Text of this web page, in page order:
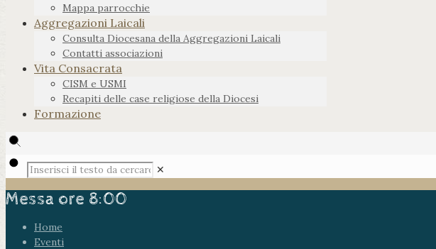
Mappa parrocchie
Aggregazioni Laicali
Consulta Diocesana della Aggregazioni Laicali
Contatti associazioni
Vita Consacrata
CISM e USMI
Recapiti delle case religiose della Diocesi
Formazione
✕
Messa ore 8:00
Home
Eventi